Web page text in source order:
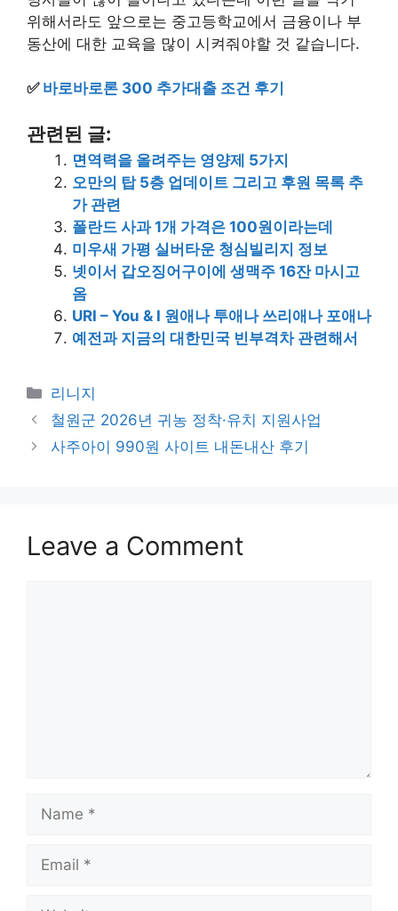
위해서라도 앞으로는 중고등학교에서 금융이나 부
동산에 대한 교육을 많이 시켜줘야할 것 같습니다.
✅ 바로바로론 300 추가대출 조건 후기
관련된 글:
면역력을 올려주는 영양제 5가지
오만의 탑 5층 업데이트 그리고 후원 목록 추
가 관련
폴란드 사과 1개 가격은 100원이라는데
미우새 가평 실버타운 청심빌리지 정보
넷이서 갑오징어구이에 생맥주 16잔 마시고
옴
URI – You & I 원애나 투애나 쓰리애나 포애나
예전과 지금의 대한민국 빈부격차 관련해서
Categories
리니지
철원군 2026년 귀농 정착·유치 지원사업
사주아이 990원 사이트 내돈내산 후기
Leave a Comment